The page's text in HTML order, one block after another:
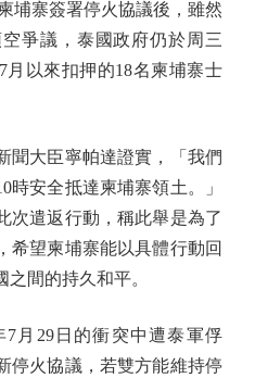
寨簽署停火協議後，雖然
爭議，泰國政府仍於周三
月以來扣押的18名柬埔寨士
大臣寧帕達證實，「我們
時安全抵達柬埔寨領土。」
次遣返行動，稱此舉是為了
希望柬埔寨能以具體行動回
間的持久和平。
29日的衝突中遭泰軍俘
停火協議，若雙方能維持停